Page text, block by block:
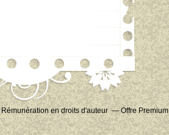
Rémunération en droits d'auteur Offre Premium